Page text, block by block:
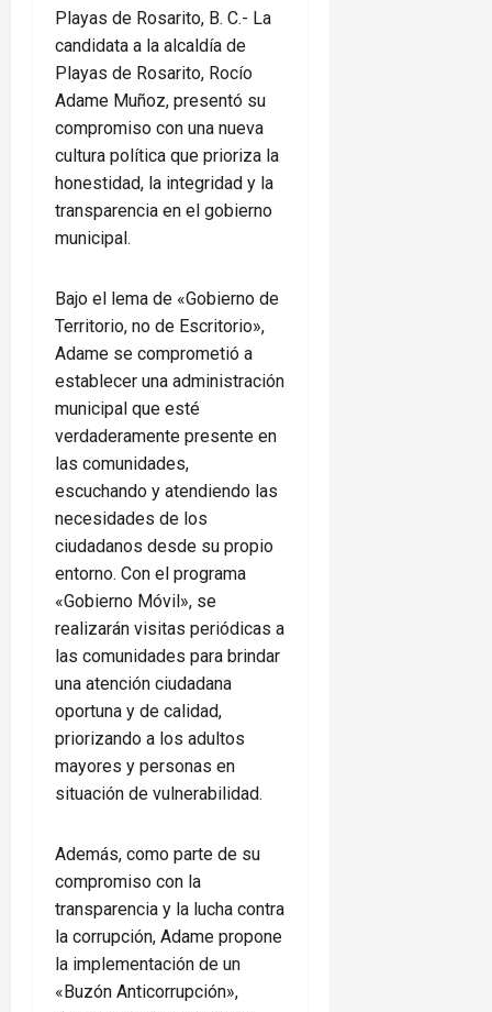
Playas de Rosarito, B. C.- La
candidata a la alcaldía de
Playas de Rosarito, Rocío
Adame Muñoz, presentó su
compromiso con una nueva
cultura política que prioriza la
honestidad, la integridad y la
transparencia en el gobierno
municipal.
Bajo el lema de «Gobierno de
Territorio, no de Escritorio»,
Adame se comprometió a
establecer una administración
municipal que esté
verdaderamente presente en
las comunidades,
escuchando y atendiendo las
necesidades de los
ciudadanos desde su propio
entorno. Con el programa
«Gobierno Móvil», se
realizarán visitas periódicas a
las comunidades para brindar
una atención ciudadana
oportuna y de calidad,
priorizando a los adultos
mayores y personas en
situación de vulnerabilidad.
Además, como parte de su
compromiso con la
transparencia y la lucha contra
la corrupción, Adame propone
la implementación de un
«Buzón Anticorrupción»,